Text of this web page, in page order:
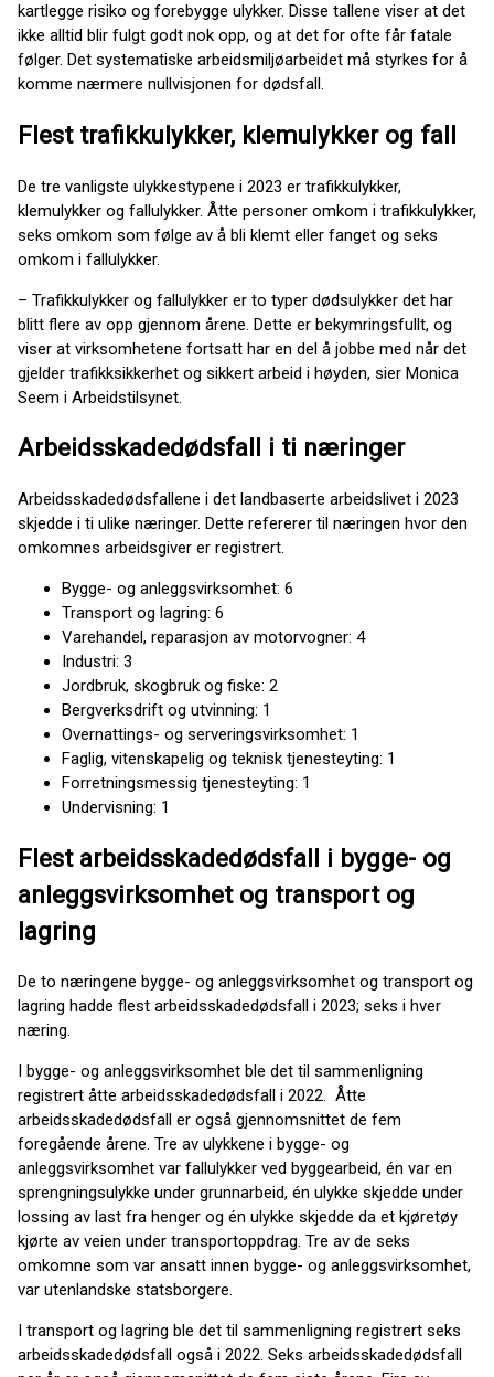
kartlegge risiko og forebygge ulykker. Disse tallene viser at det
ikke alltid blir fulgt godt nok opp, og at det for ofte får fatale
følger. Det systematiske arbeidsmiljøarbeidet må styrkes for å
komme nærmere nullvisjonen for dødsfall.
Flest trafikkulykker, klemulykker og fall
De tre vanligste ulykkestypene i 2023 er trafikkulykker,
klemulykker og fallulykker. Åtte personer omkom i trafikkulykker,
seks omkom som følge av å bli klemt eller fanget og seks
omkom i fallulykker.
– Trafikkulykker og fallulykker er to typer dødsulykker det har
blitt flere av opp gjennom årene. Dette er bekymringsfullt, og
viser at virksomhetene fortsatt har en del å jobbe med når det
gjelder trafikksikkerhet og sikkert arbeid i høyden, sier Monica
Seem i Arbeidstilsynet.
Arbeidsskadedødsfall i ti næringer
Arbeidsskadedødsfallene i det landbaserte arbeidslivet i 2023
skjedde i ti ulike næringer. Dette refererer til næringen hvor den
omkomnes arbeidsgiver er registrert.
Bygge- og anleggsvirksomhet: 6
Transport og lagring: 6
Varehandel, reparasjon av motorvogner: 4
Industri: 3
Jordbruk, skogbruk og fiske: 2
Bergverksdrift og utvinning: 1
Overnattings- og serveringsvirksomhet: 1
Faglig, vitenskapelig og teknisk tjenesteyting: 1
Forretningsmessig tjenesteyting: 1
Undervisning: 1
Flest arbeidsskadedødsfall i bygge- og
anleggsvirksomhet og transport og
lagring
De to næringene bygge- og anleggsvirksomhet og transport og
lagring hadde flest arbeidsskadedødsfall i 2023; seks i hver
næring.
I bygge- og anleggsvirksomhet ble det til sammenligning
registrert åtte arbeidsskadedødsfall i 2022. Åtte
arbeidsskadedødsfall er også gjennomsnittet de fem
foregående årene. Tre av ulykkene i bygge- og
anleggsvirksomhet var fallulykker ved byggearbeid, én var en
sprengningsulykke under grunnarbeid, én ulykke skjedde under
lossing av last fra henger og én ulykke skjedde da et kjøretøy
kjørte av veien under transportoppdrag. Tre av de seks
omkomne som var ansatt innen bygge- og anleggsvirksomhet,
var utenlandske statsborgere.
I transport og lagring ble det til sammenligning registrert seks
arbeidsskadedødsfall også i 2022. Seks arbeidsskadedødsfall